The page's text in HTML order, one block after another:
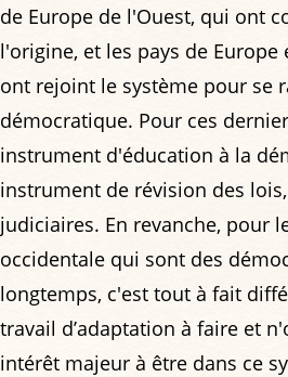
de Europe de l'Ouest, qui ont
l'origine, et les pays de
ont rejoint le système pour se
démocratique. Pour ces
instrument d'éducation à la
instrument de révision des
judiciaires. En revanche, pour
occidentale qui sont des
longtemps, c'est tout à fait
travail d’adaptation à faire et
intérêt majeur à être dans ce